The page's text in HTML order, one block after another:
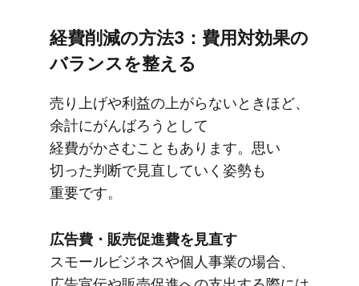
経費削減の​方​法3：費用対効果の​
バランスを​整える
売り​上げや​利益の​上がらない​ときほど、​
余計に​がんばろうと​して​
経費がかさむこともあります。​思い​
切った​判断で​見直していく​姿勢も​
重要です。
広告費・販売促進費を​見直す
スモールビジネスや​個人事業の​場合、​